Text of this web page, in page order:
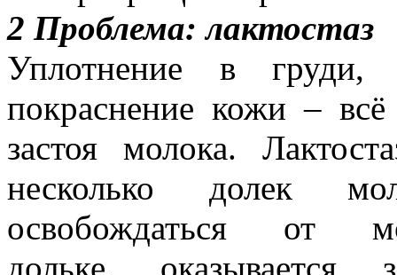
2 Проблема: лактостаз
Уплотнение в груди,
покраснение кожи –
застоя молока.
несколько долек
освобождаться от
дольке,